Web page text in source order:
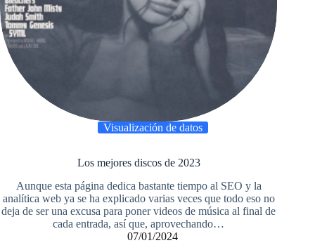
Visualización de datos
Los mejores discos de 2023
Aunque esta página dedica bastante tiempo al SEO y la
analítica web ya se ha explicado varias veces que todo eso no
deja de ser una excusa para poner videos de música al final de
cada entrada, así que, aprovechando…
07/01/2024